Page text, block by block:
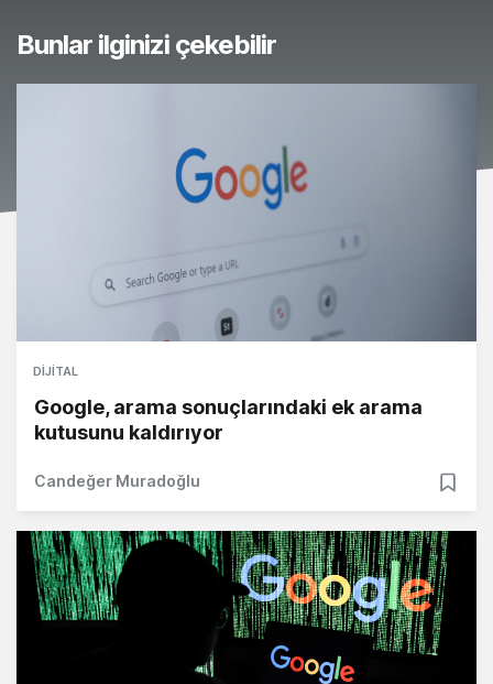
Bunlar ilginizi çekebilir
DIJITAL
Google, arama sonuçlarındaki ek arama
kutusunu kaldırıyor
Candeğer Muradoğlu